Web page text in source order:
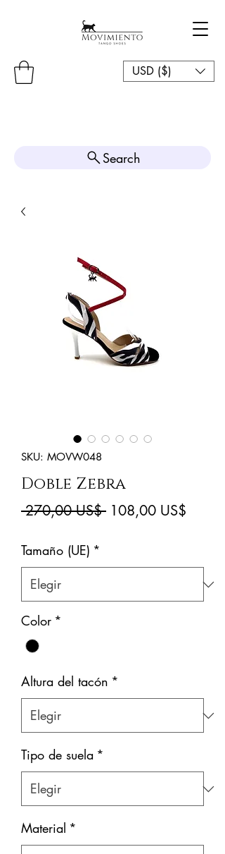
USD ($)
Search
SKU: MOVW048
Doble Zebra
270,00 US$ Precio
108,00 US$
Tamaño (UE) *
Color *
Altura del tacón *
Tipo de suela *
Material *